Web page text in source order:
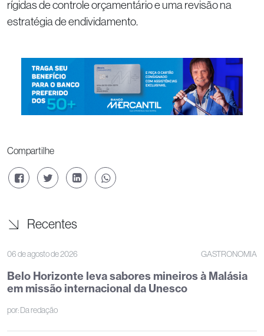
rígidas de controle orçamentário e uma revisão na
estratégia de endividamento.
Compartilhe
Recentes
06 de agosto de 2026 GASTRONOMIA
Belo Horizonte leva sabores mineiros à Malásia
em missão internacional da Unesco
por:Da redação